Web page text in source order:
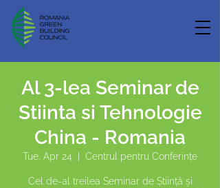
Al 3-lea Seminar de
Stiinta si Tehnologie
China - Romania
Tue, Apr 24 Centrul pentru Conferințe
Cel de-al treilea Seminar de Știință și